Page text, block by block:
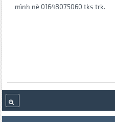
mình nè 01648075060 tks trk.